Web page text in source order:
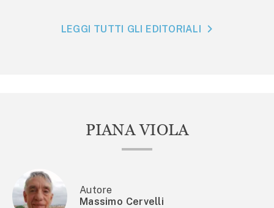
LEGGI TUTTI GLI EDITORIALI
PIANA VIOLA
Autore
Massimo Cervelli